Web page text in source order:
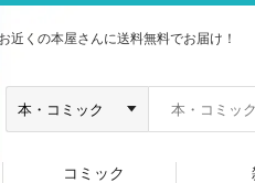
近くの本屋さんに送料無料でお届け！
コミック